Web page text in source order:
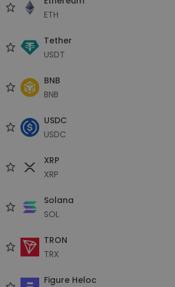
ETH
Tether
USDT
BNB
BNB
USDC
USDC
XRP
XRP
Solana
SOL
TRON
TRX
Figure Heloc